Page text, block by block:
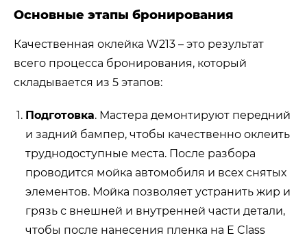
Основные этапы бронирования
Качественная оклейка W213 – это результат
всего процесса бронирования, который
складывается из 5 этапов:
Подготовка. Мастера демонтируют передний
и задний бампер, чтобы качественно оклеить
труднодоступные места. После разбора
проводится мойка автомобиля и всех снятых
элементов. Мойка позволяет устранить жир и
грязь с внешней и внутренней части детали,
чтобы после нанесения пленка на E Class